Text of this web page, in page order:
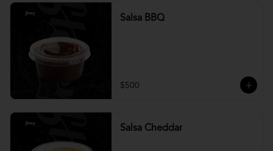
Salsa BBQ
$500
Salsa Cheddar